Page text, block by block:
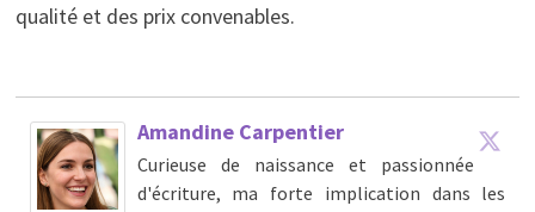
qualité et des prix convenables.
Amandine Carpentier
Curieuse de naissance et passionnée
d'écriture, ma forte implication dans les